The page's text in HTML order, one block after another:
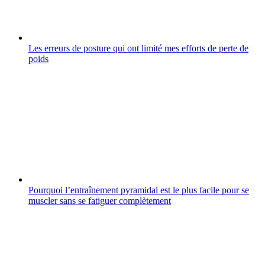
Les erreurs de posture qui ont limité mes efforts de perte de
poids
Pourquoi l’entraînement pyramidal est le plus facile pour se
muscler sans se fatiguer complètement